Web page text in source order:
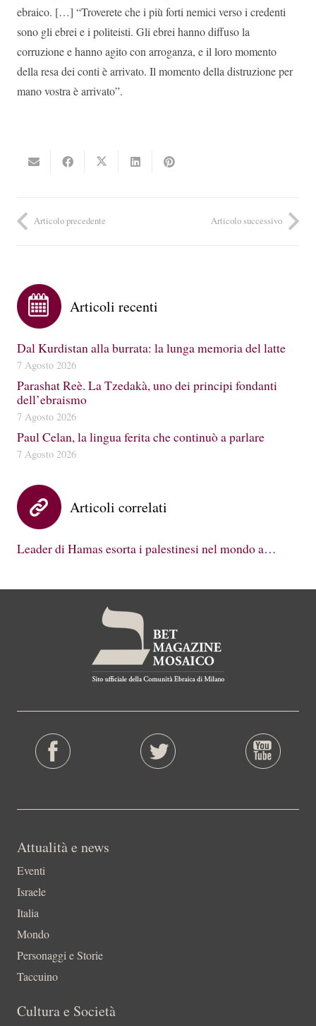
ebraico. […] “Troverete che i più forti nemici verso i credenti
sono gli ebrei e i politeisti. Gli ebrei hanno diffuso la
corruzione e hanno agito con arroganza, e il loro momento
della resa dei conti è arrivato. Il momento della distruzione per
mano vostra è arrivato”.
Articolo precedente Articolo successivo
Articoli recenti
Dal Kurdistan alla burrata: la lunga memoria del latte
7 Agosto 2026
Parashat Reè. La Tzedakà, uno dei principi fondanti
dell’ebraismo
7 Agosto 2026
Paul Celan, la lingua ferita che continuò a parlare
7 Agosto 2026
Articoli correlati
Leader di Hamas esorta i palestinesi nel mondo a…
Attualità e news
Eventi
Israele
Italia
Mondo
Personaggi e Storie
Taccuino
Cultura e Società